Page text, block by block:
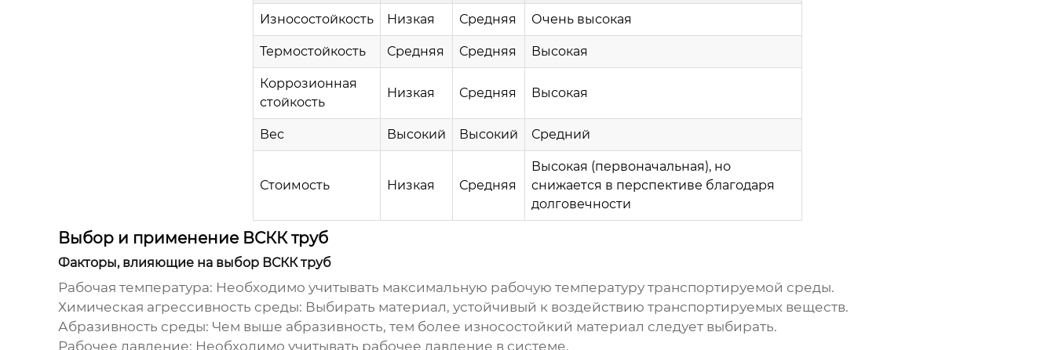
Износостойкость Низкая Средняя Очень высокая
Термостойкость Средняя Средняя Высокая
Коррозионная
стойкость
Низкая Средняя Высокая
Вес Высокий Высокий Средний
Стоимость Низкая Средняя
Высокая (первоначальная), но
снижается в перспективе благодаря
долговечности
Выбор и применение ВСКК труб
Факторы, влияющие на выбор ВСКК труб
Рабочая температура: Необходимо учитывать максимальную рабочую температуру транспортируемой среды.
Химическая агрессивность среды: Выбирать материал, устойчивый к воздействию транспортируемых веществ.
Абразивность среды: Чем выше абразивность, тем более износостойкий материал следует выбирать.
Рабочее давление: Необходимо учитывать рабочее давление в системе.